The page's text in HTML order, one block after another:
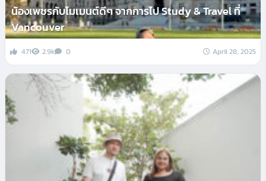
น้องเพชรกับโมเมนต์ดีๆ จากการไป Study & Travel ที่
Vancouver
471 2.9k 0 April 28, 2025